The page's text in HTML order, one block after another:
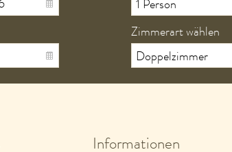
Zimmerart wählen
Informationen